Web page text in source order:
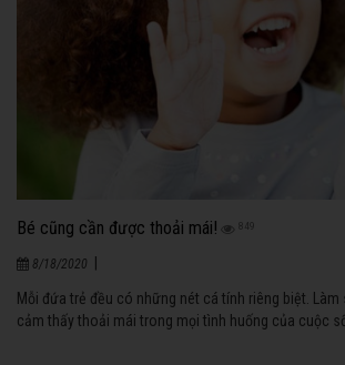
Bé cũng cần được thoải mái! 849
8/18/2020
Mỗi đứa trẻ đều có những nét cá tính riêng biệt.
cảm thấy thoải mái trong mọi tình huống của cuộc